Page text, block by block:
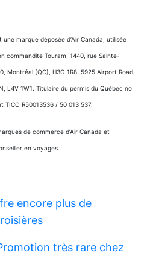
marque déposée d’Air Canada, utilisée
commandite Touram, 1440, rue Sainte-
Montréal (QC), H3G 1R8. 5925 Airport Road,
L4V 1W1. Titulaire du permis du Québec no
TICO R50013536 / 50 013 537.
de commerce d’Air Canada et
en voyages.
encore plus de
très rare chez